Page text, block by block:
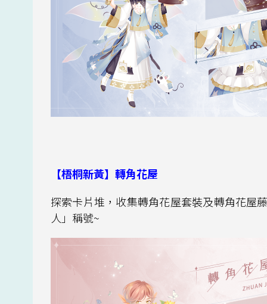
【梧桐新黃】轉角花屋
探索卡片堆，收集轉角花屋套裝及轉角花屋
人」稱號~